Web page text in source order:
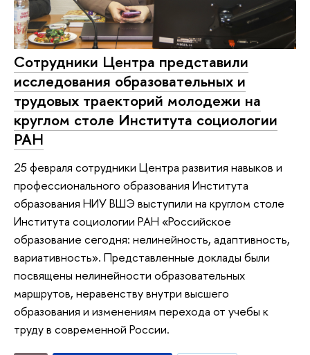
Сотрудники Центра представили
исследования образовательных и
трудовых траекторий молодежи на
круглом столе Института социологии
РАН
25 февраля сотрудники Центра развития навыков и
профессионального образования Института
образования НИУ ВШЭ выступили на круглом столе
Института социологии РАН «Российское
образование сегодня: нелинейность, адаптивность,
вариативность». Представленные доклады были
посвящены нелинейности образовательных
маршрутов, неравенству внутри высшего
образования и изменениям перехода от учебы к
труду в современной России.